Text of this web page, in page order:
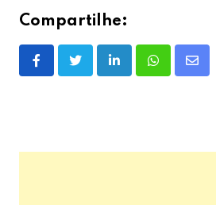
Compartilhe:
LinkedInWhatsappShare